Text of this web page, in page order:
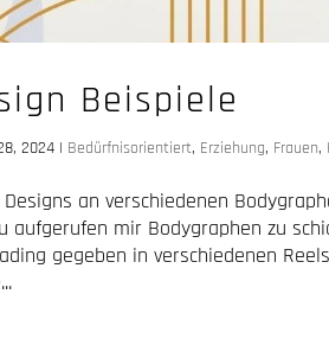
Beispiele
2024| Bedürfnisorientiert, Erziehung, Frauen,
an verschiedenen
aufgerufen mir Bodygraphen zu
gegeben in verschiedenen